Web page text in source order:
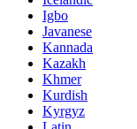
Igbo
Javanese
Kannada
Kazakh
Khmer
Kurdish
Kyrgyz